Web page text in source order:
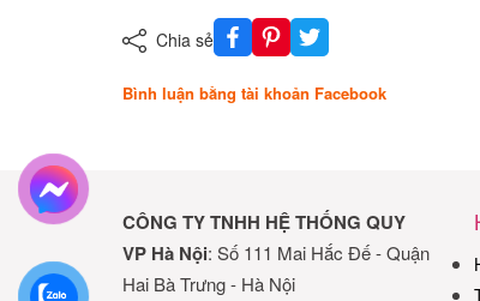
Chia sẻ
Bình luận bằng tài khoản Facebook
CÔNG TY TNHH HỆ THỐNG QUY
VP Hà Nội: Số 111 Mai Hắc Đế - Quận
Hai Bà Trưng - Hà Nội